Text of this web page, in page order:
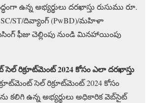
ఉన్న అభ్యర్థులు దరఖాస్తు రుసుము రూ.
SC/ST/దివ్యాంగ్ (PwBD)/మహిళా
ఫీజు చెల్లింపు నుండి మినహాయింపు
సెల్ రిక్రూట్‌మెంట్ 2024 కోసం ఎలా దరఖాస్తు
సెల్ రిక్రూట్‌మెంట్ 2024 కోసం
కలిగి ఉన్న అభ్యర్థులు అధికారిక వెబ్‌సైట్